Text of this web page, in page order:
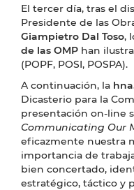
El tercer día, tras el
Presidente de las
Giampietro Dal Toso,
de las OMP han
(POPF, POSI, POSPA).
A continuación, la
Dicasterio para la
presentación on-line
Communicating Our
eficazmente nuestra
importancia de
bien concertado,
estratégico, táctico y